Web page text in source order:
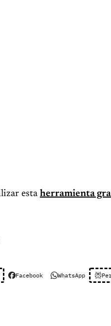
esta herramienta
Facebook WhatsApp